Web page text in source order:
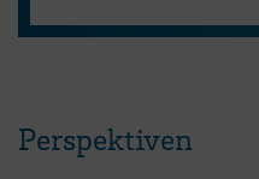
Perspektiven